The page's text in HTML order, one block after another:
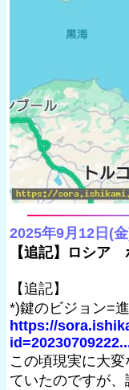
2025年9月12日(
【追記】ロシア
【追記】
*)鍵のビジョン=
https://
この頃現実に大
ていたのですが、